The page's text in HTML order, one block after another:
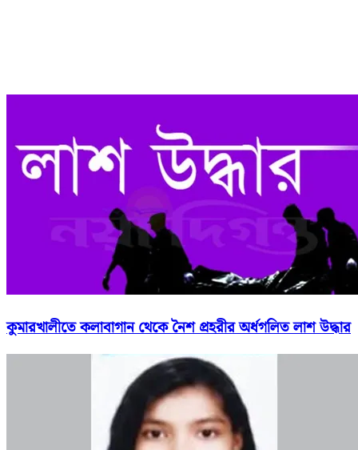
কুমারখালীতে কলাবাগান থেকে নৈশ প্রহরীর অর্ধগলিত লাশ উদ্ধার